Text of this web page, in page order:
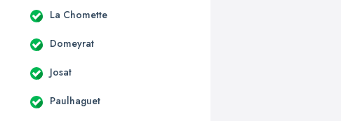
La Chomette
Domeyrat
Josat
Paulhaguet